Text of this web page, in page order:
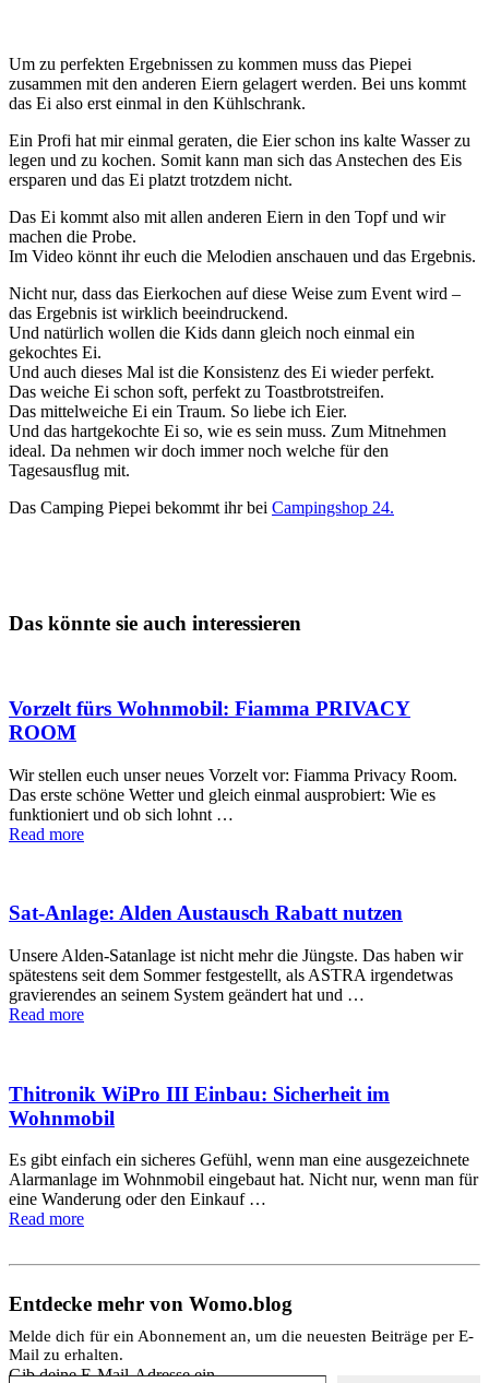
Um zu perfekten Ergebnissen zu kommen muss das Piepei
zusammen mit den anderen Eiern gelagert werden. Bei uns kommt
das Ei also erst einmal in den Kühlschrank.
Ein Profi hat mir einmal geraten, die Eier schon ins kalte Wasser zu
legen und zu kochen. Somit kann man sich das Anstechen des Eis
ersparen und das Ei platzt trotzdem nicht.
Das Ei kommt also mit allen anderen Eiern in den Topf und wir
machen die Probe.
Im Video könnt ihr euch die Melodien anschauen und das Ergebnis.
Nicht nur, dass das Eierkochen auf diese Weise zum Event wird –
das Ergebnis ist wirklich beeindruckend.
Und natürlich wollen die Kids dann gleich noch einmal ein
gekochtes Ei.
Und auch dieses Mal ist die Konsistenz des Ei wieder perfekt.
Das weiche Ei schon soft, perfekt zu Toastbrotstreifen.
Das mittelweiche Ei ein Traum. So liebe ich Eier.
Und das hartgekochte Ei so, wie es sein muss. Zum Mitnehmen
ideal. Da nehmen wir doch immer noch welche für den
Tagesausflug mit.
Das Camping Piepei bekommt ihr bei Campingshop 24.
Das könnte sie auch interessieren
Vorzelt fürs Wohnmobil: Fiamma PRIVACY
ROOM
Wir stellen euch unser neues Vorzelt vor: Fiamma Privacy Room.
Das erste schöne Wetter und gleich einmal ausprobiert: Wie es
funktioniert und ob sich lohnt …
Read more
Sat-Anlage: Alden Austausch Rabatt nutzen
Unsere Alden-Satanlage ist nicht mehr die Jüngste. Das haben wir
spätestens seit dem Sommer festgestellt, als ASTRA irgendetwas
gravierendes an seinem System geändert hat und …
Read more
Thitronik WiPro III Einbau: Sicherheit im
Wohnmobil
Es gibt einfach ein sicheres Gefühl, wenn man eine ausgezeichnete
Alarmanlage im Wohnmobil eingebaut hat. Nicht nur, wenn man für
eine Wanderung oder den Einkauf …
Read more
Entdecke mehr von Womo.blog
Melde dich für ein Abonnement an, um die neuesten Beiträge per E-
Mail zu erhalten.
Gib deine E-Mail-Adresse ein ...